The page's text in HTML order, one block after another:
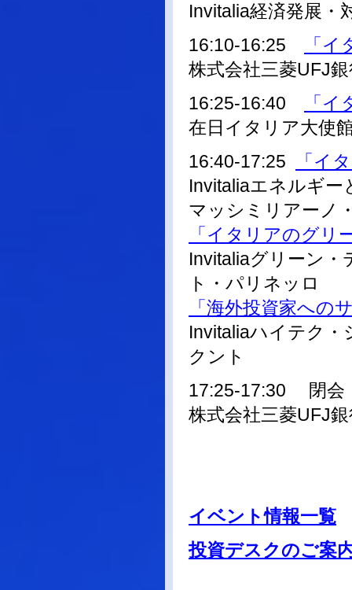
Invitalia経済発展
16:10-16:25
「
株式会社三菱UFJ
16:25-16:40
「
在日イタリア大使
16:40-17:25
「イ
Invitaliaエネルギ
マッシミリアーノ
「イタリアのグリ
Invitaliaグリーン
ト・パリネッロ
「海外投資家への
Invitaliaハイテク
クント
17:25-17:30 閉会
株式会社三菱UFJ
イベント情報一覧
投資デスクのご案